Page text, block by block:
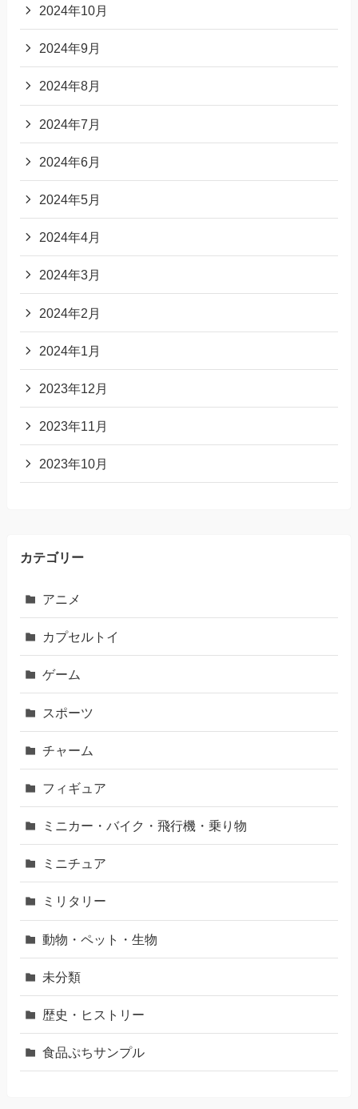
2024年10月
2024年9月
2024年8月
2024年7月
2024年6月
2024年5月
2024年4月
2024年3月
2024年2月
2024年1月
2023年12月
2023年11月
2023年10月
カテゴリー
アニメ
カプセルトイ
ゲーム
スポーツ
チャーム
フィギュア
ミニカー・バイク・飛行機・乗り物
ミニチュア
ミリタリー
動物・ペット・生物
未分類
歴史・ヒストリー
食品ぷちサンプル